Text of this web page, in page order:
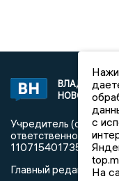
НОВОСТИ
Учредитель
ответственностью
1107154017354)
Главный редактор:
с
На